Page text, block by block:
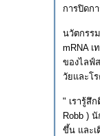
การปิดก
นวัตกรร
mRNA
ของไลฟ์
วัยและโ
" เรารู้สึ
Robb )
ขึ้น และเ